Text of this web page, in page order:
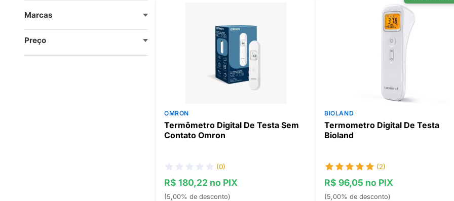
Preço
Marcas
OMRON
Termômetro Digital De Testa Sem
Contato Omron
(0)
R$ 180,22 no PIX
(5,00% de desconto)
BIOLAND
Termometro Digital De Testa
Bioland
(2)
R$ 96,05 no PIX
(5,00% de desconto)